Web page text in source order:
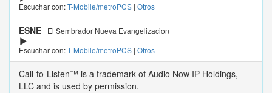
Escuchar con:T-Mobile/metroPCS | Otros
ESNE
El Sembrador Nueva Evangelizacion
Escuchar con:T-Mobile/metroPCS | Otros
Call-to-Listen™ is a trademark of Audio Now IP Holdings,
LLC and is used by permission.